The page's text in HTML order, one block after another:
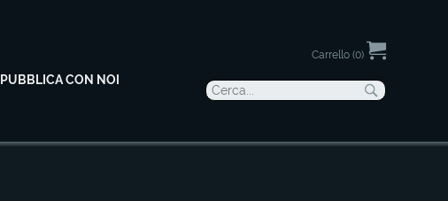
PUBBLICA CON NOI
Carrello (0)